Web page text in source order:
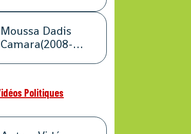
Moussa Dadis
Camara(2008-